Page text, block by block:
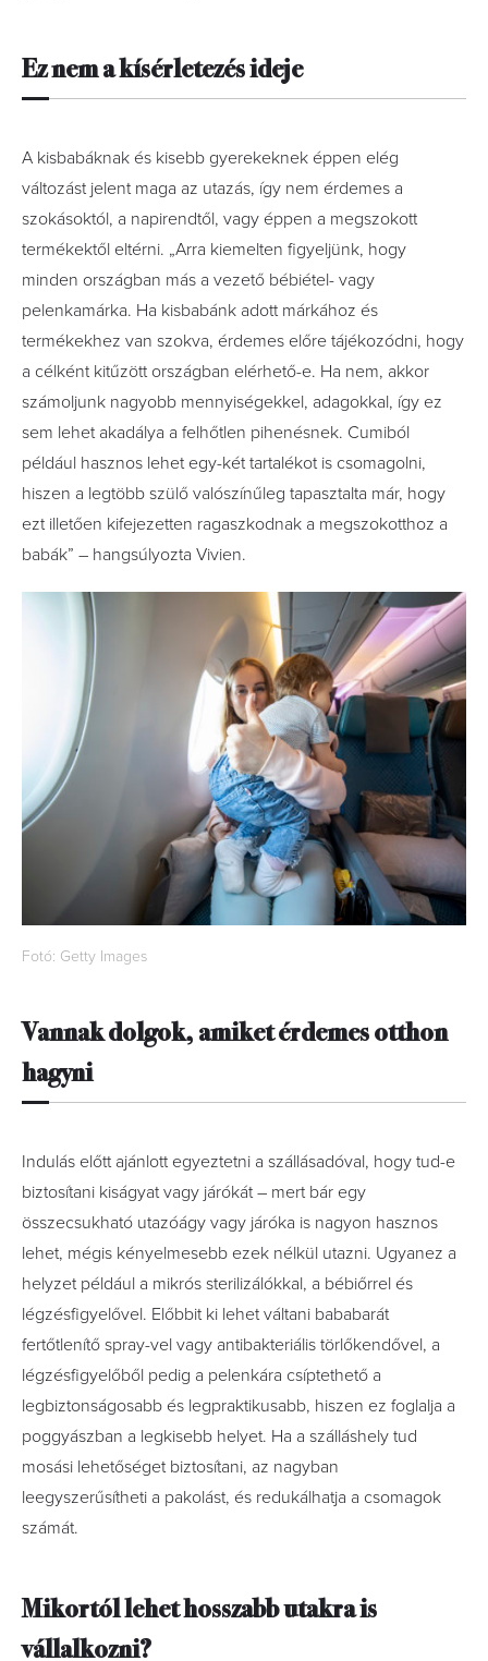
Ez nem a kísérletezés ideje
A kisbabáknak és kisebb gyerekeknek éppen elég
változást jelent maga az utazás, így nem érdemes a
szokásoktól, a napirendtől, vagy éppen a megszokott
termékektől eltérni. „Arra kiemelten figyeljünk, hogy
minden országban más a vezető bébiétel- vagy
pelenkamárka. Ha kisbabánk adott márkához és
termékekhez van szokva, érdemes előre tájékozódni, hogy
a célként kitűzött országban elérhető-e. Ha nem, akkor
számoljunk nagyobb mennyiségekkel, adagokkal, így ez
sem lehet akadálya a felhőtlen pihenésnek. Cumiból
például hasznos lehet egy-két tartalékot is csomagolni,
hiszen a legtöbb szülő valószínűleg tapasztalta már, hogy
ezt illetően kifejezetten ragaszkodnak a megszokotthoz a
babák” – hangsúlyozta Vivien.
Fotó: Getty Images
Vannak dolgok, amiket érdemes otthon
hagyni
Indulás előtt ajánlott egyeztetni a szállásadóval, hogy tud-e
biztosítani kiságyat vagy járókát – mert bár egy
összecsukható utazóágy vagy járóka is nagyon hasznos
lehet, mégis kényelmesebb ezek nélkül utazni. Ugyanez a
helyzet például a mikrós sterilizálókkal, a bébiőrrel és
légzésfigyelővel. Előbbit ki lehet váltani bababarát
fertőtlenítő spray-vel vagy antibakteriális törlőkendővel, a
légzésfigyelőből pedig a pelenkára csíptethető a
legbiztonságosabb és legpraktikusabb, hiszen ez foglalja a
poggyászban a legkisebb helyet. Ha a szálláshely tud
mosási lehetőséget biztosítani, az nagyban
leegyszerűsítheti a pakolást, és redukálhatja a csomagok
számát.
Mikortól lehet hosszabb utakra is
vállalkozni?